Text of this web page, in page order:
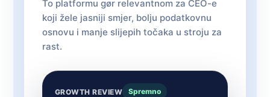
To platformu gør relevantnom za CEO-e
koji žele jasniji smjer, bolju podatkovnu
osnovu i manje slijepih točaka u stroju za
rast.
GROWTH REVIEW Spremno